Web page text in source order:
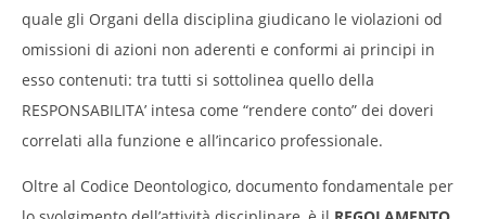
quale gli Organi della disciplina giudicano le violazioni od
omissioni di azioni non aderenti e conformi ai principi in
esso contenuti: tra tutti si sottolinea quello della
RESPONSABILITA’ intesa come “rendere conto” dei doveri
correlati alla funzione e all’incarico professionale.
Oltre al Codice Deontologico, documento fondamentale per